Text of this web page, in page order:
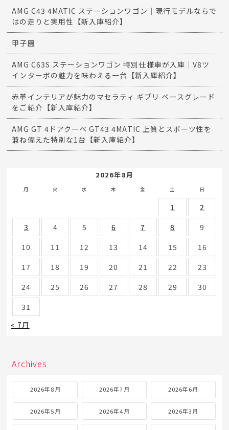
AMG C43 4MATIC ステーションワゴン｜現行モデルならで
はの走りと実用性【新入庫紹介】
甲子園
AMG C63S ステーションワゴン 特別仕様車が入庫｜V8ツ
インターボの魅力を味わえる一台【新入庫紹介】
赤革インテリアが魅力のマセラティ ギブリ ベースグレード
をご紹介【新入庫紹介】
AMG GT 4ドアクーペ GT43 4MATIC 上質とスポーツ性を
兼ね備えた特別な1台【新入庫紹介】
2026年8月
月 火 水 木 金 土 日
1
2
3
4 5 6 7 8
9
10
11 12 13 14 15
16
17
18 19 20 21 22
23
24
25 26 27 28 29
30
31
« 7月
Archives
2026年8月 2026年7月 2026年6月
2026年5月 2026年4月 2026年3月